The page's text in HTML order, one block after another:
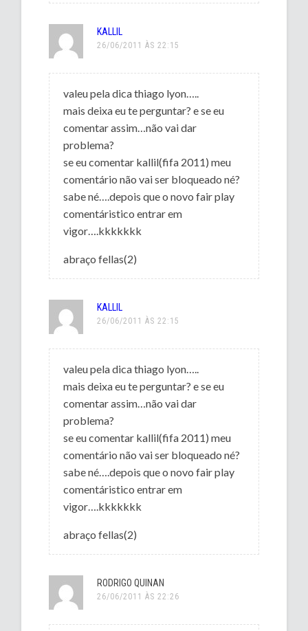
KALLIL
26/06/2011 ÀS 22:15
valeu pela dica thiago lyon…..
mais deixa eu te perguntar? e se eu
comentar assim…não vai dar
problema?
se eu comentar kallil(fifa 2011) meu
comentário não vai ser bloqueado né?
sabe né….depois que o novo fair play
comentáristico entrar em
vigor….kkkkkkk
abraço fellas(2)
KALLIL
26/06/2011 ÀS 22:15
valeu pela dica thiago lyon…..
mais deixa eu te perguntar? e se eu
comentar assim…não vai dar
problema?
se eu comentar kallil(fifa 2011) meu
comentário não vai ser bloqueado né?
sabe né….depois que o novo fair play
comentáristico entrar em
vigor….kkkkkkk
abraço fellas(2)
RODRIGO QUINAN
26/06/2011 ÀS 22:26